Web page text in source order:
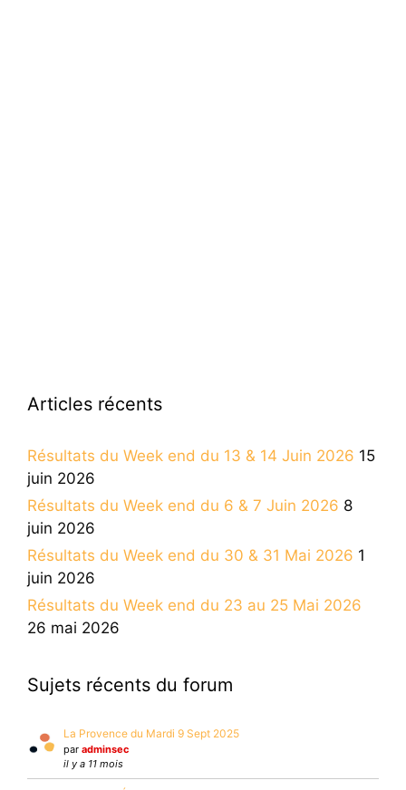
Articles récents
Résultats du Week end du 13 & 14 Juin 2026 15
juin 2026
Résultats du Week end du 6 & 7 Juin 2026 8
juin 2026
Résultats du Week end du 30 & 31 Mai 2026 1
juin 2026
Résultats du Week end du 23 au 25 Mai 2026
26 mai 2026
Sujets récents du forum
La Provence du Mardi 9 Sept 2025
par adminsec
il y a 11 mois